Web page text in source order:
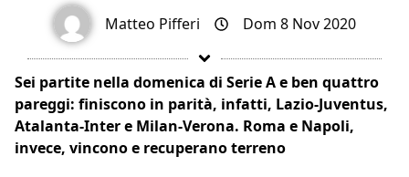
Matteo Pifferi Dom 8 Nov 2020
Sei partite nella domenica di Serie A e ben quattro
pareggi: finiscono in parità, infatti, Lazio-Juventus,
Atalanta-Inter e Milan-Verona. Roma e Napoli,
invece, vincono e recuperano terreno